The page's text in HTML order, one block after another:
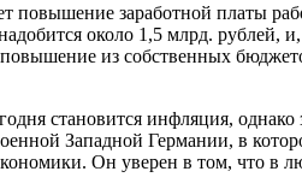
повышение заработной платы
около 1,5 млрд. рублей,
из собственных
становится инфляция,
Западной Германии, в
Он уверен в том, что